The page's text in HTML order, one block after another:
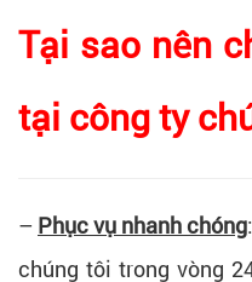
Tại sao nên
tại công ty
– Phục vụ nhanh chóng
chúng tôi trong vòng